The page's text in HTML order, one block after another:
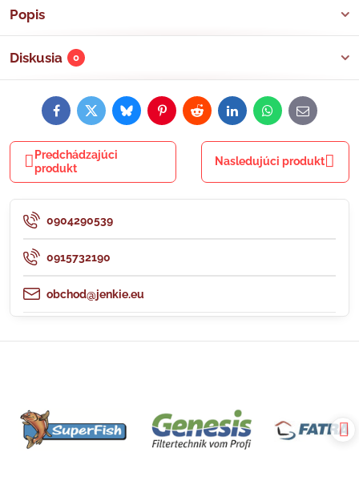
Popis
Diskusia 0
FacebookTwitterBlueskyPinterestRedditLinkedInWhatsApp
E-
mail
Predchádzajúci
produkt
Nasledujúci produkt
0904290539
0915732190
obchod@jenkie.eu